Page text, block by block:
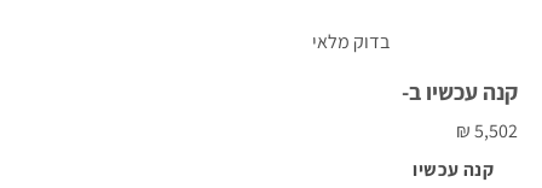
בדוק מלאי
קנה עכשיו ב-
5,502 ₪
קנה עכשיו